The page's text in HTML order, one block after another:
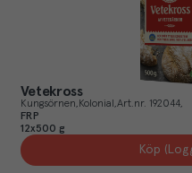
Vetekross
Kungsörnen Kolonial Art.nr. 192044
FRP
12x500 g
Köp